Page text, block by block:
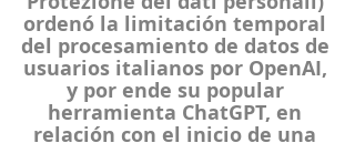
ordenó la limitación temporal
del procesamiento de datos de
usuarios italianos por OpenAI,
y por ende su popular
herramienta ChatGPT, en
relación con el inicio de una